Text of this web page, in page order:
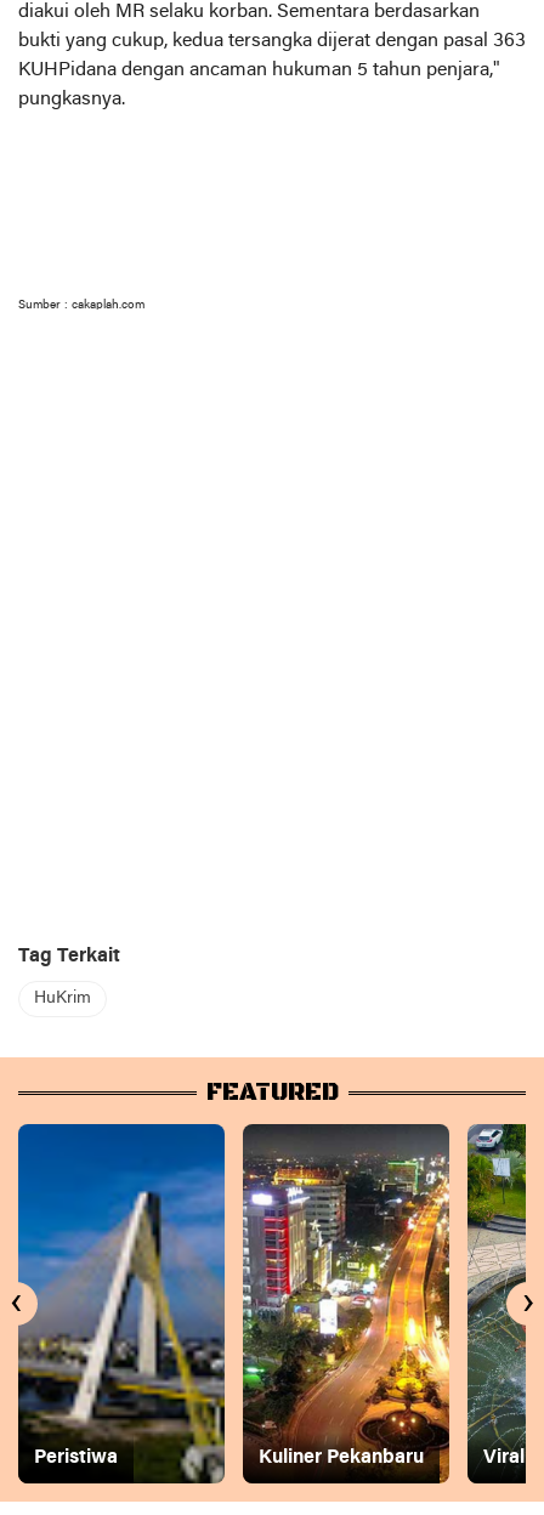
diakui oleh MR selaku korban. Sementara berdasarkan
bukti yang cukup, kedua tersangka dijerat dengan pasal 363
KUHPidana dengan ancaman hukuman 5 tahun penjara,"
pungkasnya.
Sumber : cakaplah.com
Tag Terkait
HuKrim
FEATURED
Peristiwa Kuliner Pekanbaru Viral
‹ ›